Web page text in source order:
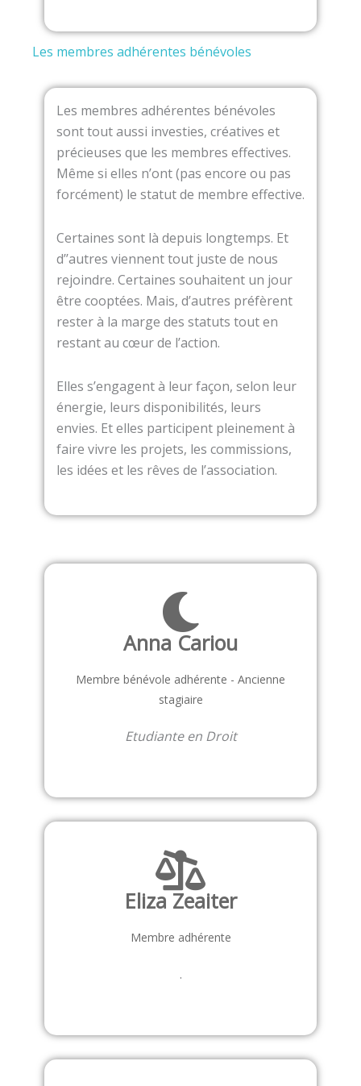
Les membres adhérentes bénévoles
Les membres adhérentes bénévoles
sont tout aussi investies, créatives et
précieuses que les membres effectives.
Même si elles n’ont (pas encore ou pas
forcément) le statut de membre effective.
Certaines sont là depuis longtemps. Et
d’’autres viennent tout juste de nous
rejoindre. Certaines souhaitent un jour
être cooptées. Mais, d’autres préfèrent
rester à la marge des statuts tout en
restant au cœur de l’action.
Elles s’engagent à leur façon, selon leur
énergie, leurs disponibilités, leurs
envies. Et elles participent pleinement à
faire vivre les projets, les commissions,
les idées et les rêves de l’association.
Anna Cariou
Membre bénévole adhérente - Ancienne
stagiaire
Etudiante en Droit
Eliza Zeaiter
Membre adhérente
.